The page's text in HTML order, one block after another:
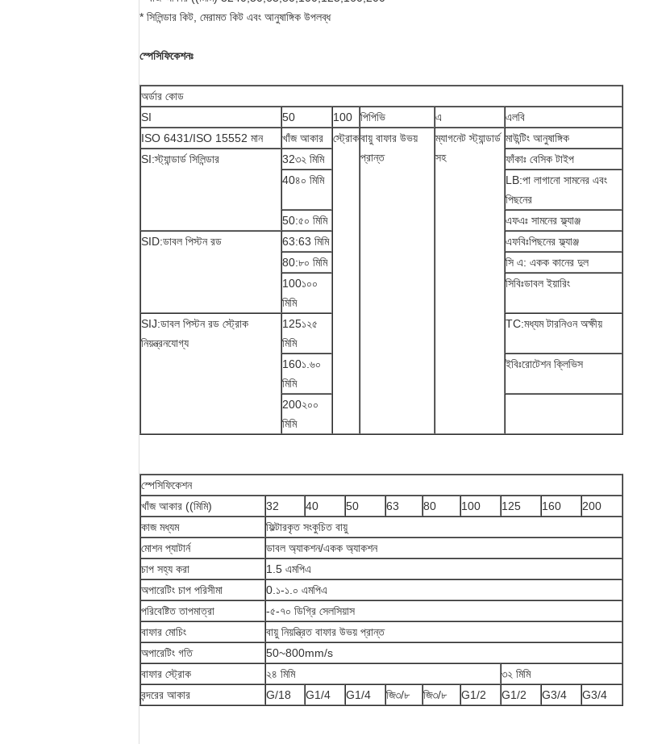
* সিলিন্ডার কিট, মেরামত কিট এবং আনুষাঙ্গিক উপলব্ধ
স্পেসিফিকেশনঃ
অর্ডার কোড
SI
50 100 পিপিভি এ
এলবি
ISO 6431/ISO 15552 মান
খাঁজ আকার স্ট্রোকবায়ু বাফার উভয়
প্রান্ত
ম্যাগনেট স্ট্যান্ডার্ড
সহ
মাউন্টিং আনুষাঙ্গিক
SI:স্ট্যান্ডার্ড সিলিন্ডার
32৩২ মিমি
ফাঁকাঃ বেসিক টাইপ
40৪০ মিমি
LB:পা লাগানো সামনের এবং
পিছনের
50:৫০ মিমি
এফএঃ সামনের ফ্ল্যাঞ্জ
SID:ডাবল পিস্টন রড
63:63 মিমি
এফবিঃপিছনের ফ্ল্যাঞ্জ
80:৮০ মিমি
সি এ: একক কানের দুল
100১০০
মিমি
সিবিঃডাবল ইয়ারিং
SIJ:ডাবল পিস্টন রড স্ট্রোক
নিয়ন্ত্রনযোগ্য
125১২৫
মিমি
TC:মধ্যম টারনিওন অক্ষীয়
160১.৬০
মিমি
ইবিঃরোটেশন ক্লিভিস
200২০০
মিমি
স্পেসিফিকেশন
খাঁজ আকার ((মিমি)
32 40 50 63 80 100 125 160
200
কাজ মধ্যম
ফিল্টারকৃত সংকুচিত বায়ু
মোশন প্যাটার্ন
ডাবল অ্যাকশন/একক অ্যাকশন
চাপ সহ্য করা
1.5 এমপিএ
অপারেটিং চাপ পরিসীমা
0.১-১.০ এমপিএ
পরিবেষ্টিত তাপমাত্রা
-৫-৭০ ডিগ্রি সেলসিয়াস
বাফার মোচিং
বায়ু নিয়ন্ত্রিত বাফার উভয় প্রান্ত
অপারেটিং গতি
50~800mm/s
বাফার স্ট্রোক
২৪ মিমি
৩২ মিমি
বন্দরের আকার
G/18 G1/4 G1/4 জি৩/৮ জি৩/৮ G1/2 G1/2 G3/4 G3/4